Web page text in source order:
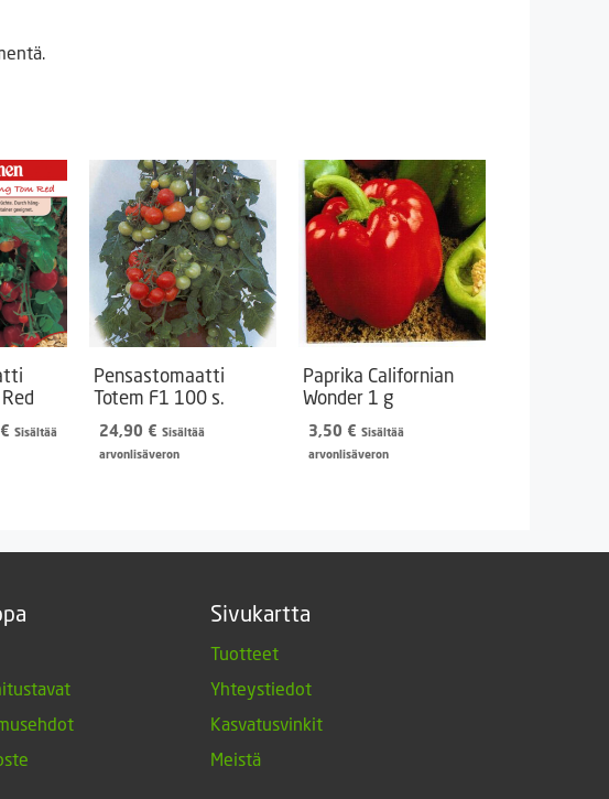
€ Hintaluokka:
Sisältää
Pensastomaatti
Totem F1 100 s.
24,90 € Sisältää
arvonlisäveron
Paprika Californian
Wonder 1 g
3,50 € Sisältää
arvonlisäveron
Sivukartta
Tuotteet
Yhteystiedot
Kasvatusvinkit
Meistä